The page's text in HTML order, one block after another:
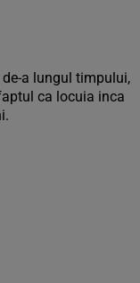
a lungul timpului,
ca locuia inca